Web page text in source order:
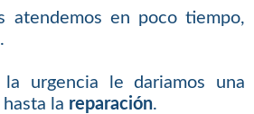
atendemos en poco tiempo,
la urgencia le dariamos una
la reparación.